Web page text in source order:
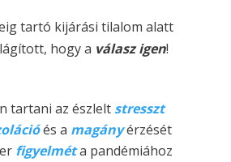
tartó kijárási tilalom alatt
hogy a válasz igen!
tartani az észlelt stresszt
és a magányérzését
figyelméta pandémiához